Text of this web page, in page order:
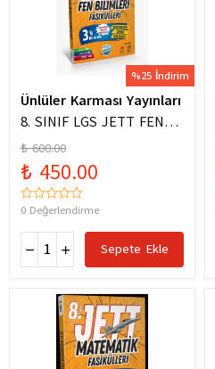
%25 İndirim
Ünlüler Karması Yayınları
8. SINIF LGS JETT FEN
BİLİMLERİ FASİKÜLLERİ
₺ 600.00
₺ 450.00
0 Değerlendirme
Sepete Ekle